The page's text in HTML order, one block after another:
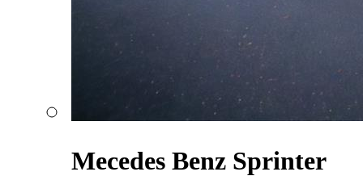
Mecedes Benz Sprinter